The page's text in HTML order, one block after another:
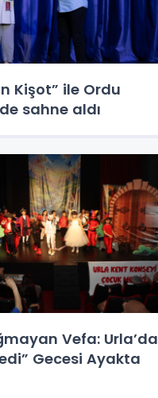
Kişot” ile Ordu
sahne aldı
Vefa: Urla’da
Gecesi Ayakta